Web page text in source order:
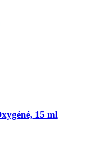
15 ml